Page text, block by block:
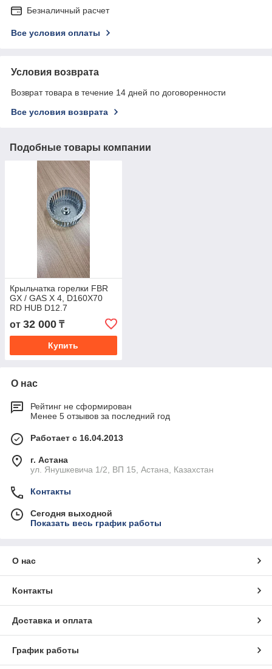
Безналичный расчет
Все условия оплаты
Условия возврата
Возврат товара в течение 14 дней по договоренности
Все условия возврата
Подобные товары компании
Крыльчатка горелки FBR
GX / GAS X 4, D160X70
RD HUB D12.7
от 32 000 ₸
Купить
О нас
Рейтинг не сформирован
Менее 5 отзывов за последний год
Работает с 16.04.2013
г. Астана
ул. Янушкевича 1/2, ВП 15, Астана, Казахстан
Контакты
Сегодня выходной
Показать весь график работы
О нас
Контакты
Доставка и оплата
График работы